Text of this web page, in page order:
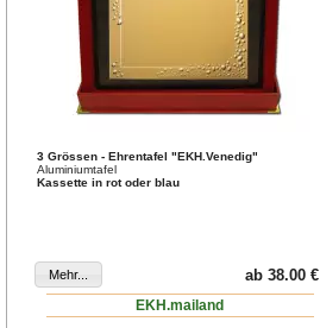
3 Grössen - Ehrentafel "EKH.Venedig"
Aluminiumtafel
Kassette in rot oder blau
ab 38.00 €
EKH.mailand